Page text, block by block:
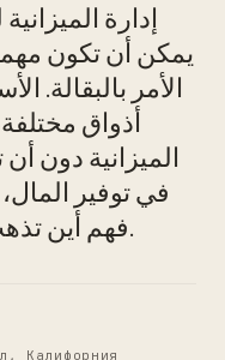
إدارة
يمكن أن تكون
الأمر بالبقالة.
أذواق
الميزانية دون
في توفير المال،
فهم أين تذهب نفقات البقالة الخاصة بك.
Калифорния